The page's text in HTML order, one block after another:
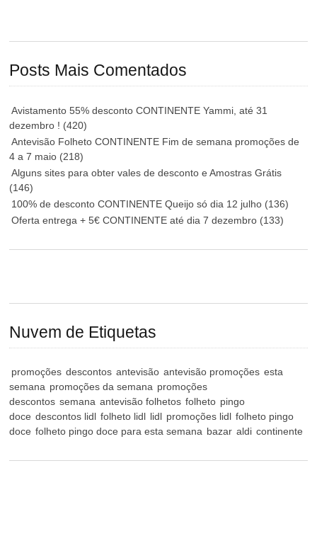
Posts Mais Comentados
Avistamento 55% desconto CONTINENTE Yammi, até 31
dezembro ! (420)
Antevisão Folheto CONTINENTE Fim de semana promoções de
4 a 7 maio (218)
Alguns sites para obter vales de desconto e Amostras Grátis
(146)
100% de desconto CONTINENTE Queijo só dia 12 julho (136)
Oferta entrega + 5€ CONTINENTE até dia 7 dezembro (133)
Nuvem de Etiquetas
promoções descontos antevisão antevisão promoções esta
semana promoções da semana promoções
descontos semana antevisão folhetos folheto pingo
doce descontos lidl folheto lidl lidl promoções lidl folheto pingo
doce folheto pingo doce para esta semana bazar aldi continente